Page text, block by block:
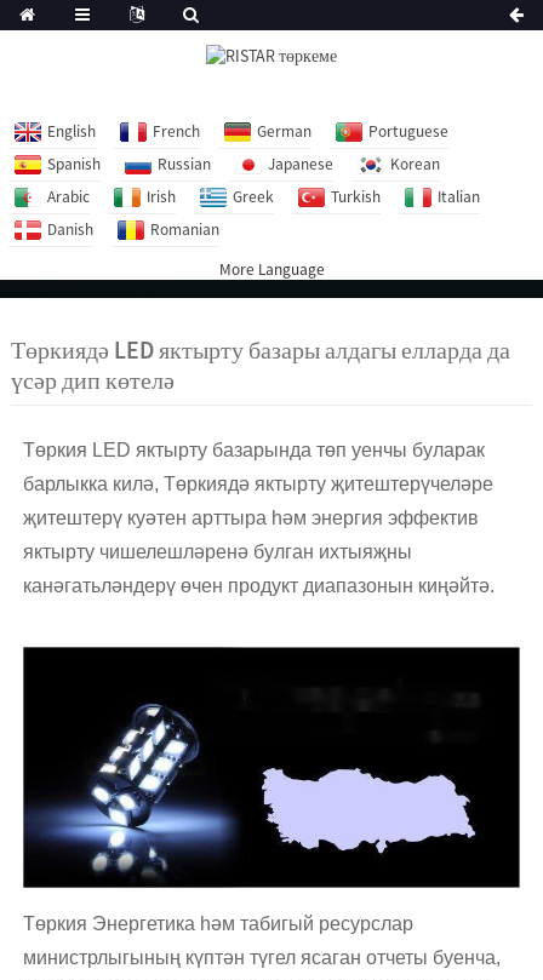
English French German
Portuguese
Spanish
Russian Japanese
Korean
Arabic
Irish Greek Turkish
Italian
Danish
Romanian
More Language
Төркиядә LED яктырту базары алдагы елларда да
үсәр дип көтелә
Төркия LED яктырту базарында төп уенчы буларак
барлыкка килә, Төркиядә яктырту җитештерүчеләре
җитештерү куәтен арттыра һәм энергия эффектив
яктырту чишелешләренә булган ихтыяҗны
канәгатьләндерү өчен продукт диапазонын киңәйтә.
Төркия Энергетика һәм табигый ресурслар
министрлыгының күптән түгел ясаган отчеты буенча,